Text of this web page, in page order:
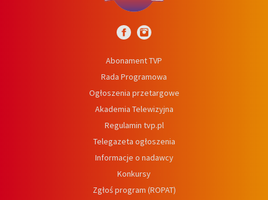
Abonament TVP
Rada Programowa
Ogłoszenia przetargowe
Akademia Telewizyjna
Regulamin tvp.pl
Telegazeta ogłoszenia
Informacje o nadawcy
Konkursy
Zgłoś program (ROPAT)